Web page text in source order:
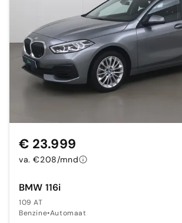
BMW 116i
109 AT
Benzine•Automaat
€ 23.999
va. €208/mnd